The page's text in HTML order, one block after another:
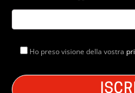
Ho preso visione della vostra